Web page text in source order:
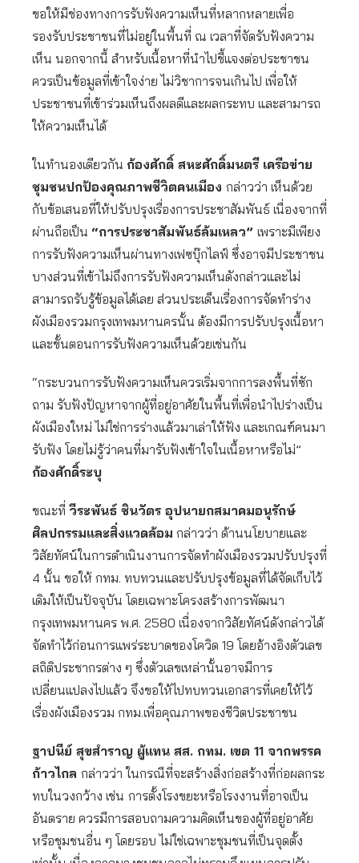
ขอให้มีช่องทางการรับฟังความเห็นที่หลากหลายเพื่อ
รองรับประชาชนที่ไม่อยู่ในพื้นที่ ณ เวลาที่จัดรับฟังความ
เห็น นอกจากนี้ สำหรับเนื้อหาที่นำไปชี้แจงต่อประชาชน
ควรเป็นข้อมูลที่เข้าใจง่าย ไม่วิชาการจนเกินไป เพื่อให้
ประชาชนที่เข้าร่วมเห็นถึงผลดีและผลกระทบ และสามารถ
ให้ความเห็นได้
ในทำนองเดียวกัน ก้องศักดิ์ สหะศักดิ์มนตรี เครือข่าย
ชุมชนปกป้องคุณภาพชีวิตคนเมือง กล่าวว่า เห็นด้วย
กับข้อเสนอที่ให้ปรับปรุงเรื่องการประชาสัมพันธ์ เนื่องจากที่
ผ่านถือเป็น “การประชาสัมพันธ์ล้มเหลว” เพราะมีเพียง
การรับฟังความเห็นผ่านทางเฟซบุ๊กไลฟ์ ซึ่งอาจมีประชาชน
บางส่วนที่เข้าไม่ถึงการรับฟังความเห็นดังกล่าวและไม่
สามารถรับรู้ข้อมูลได้เลย ส่วนประเด็นเรื่องการจัดทำร่าง
ผังเมืองรวมกรุงเทพมหานครนั้น ต้องมีการปรับปรุงเนื้อหา
และขั้นตอนการรับฟังความเห็นด้วยเช่นกัน
“กระบวนการรับฟังความเห็นควรเริ่มจากการลงพื้นที่ซัก
ถาม รับฟังปัญหาจากผู้ที่อยู่อาศัยในพื้นที่เพื่อนำไปร่างเป็น
ผังเมืองใหม่ ไม่ใช่การร่างแล้วมาเล่าให้ฟัง และเกณฑ์คนมา
รับฟัง โดยไม่รู้ว่าคนที่มารับฟังเข้าใจในเนื้อหาหรือไม่”
ก้องศักดิ์ระบุ
ขณะที่ วีระพันธ์ ชินวัตร อุปนายกสมาคมอนุรักษ์
ศิลปกรรมและสิ่งแวดล้อม กล่าวว่า ด้านนโยบายและ
วิสัยทัศน์ในการดำเนินงานการจัดทำผังเมืองรวมปรับปรุงที่
4 นั้น ขอให้ กทม. ทบทวนและปรับปรุงข้อมูลที่ได้จัดเก็บไว้
เดิมให้เป็นปัจจุบัน โดยเฉพาะโครงสร้างการพัฒนา
กรุงเทพมหานคร พ.ศ. 2580 เนื่องจากวิสัยทัศน์ดังกล่าวได้
จัดทำไว้ก่อนการแพร่ระบาดของโควิด 19 โดยอ้างอิงตัวเลข
สถิติประชากรต่าง ๆ ซึ่งตัวเลขเหล่านั้นอาจมีการ
เปลี่ยนแปลงไปแล้ว จึงขอให้ไปทบทวนเอกสารที่เคยให้ไว้
เรื่องผังเมืองรวม กทม.เพื่อคุณภาพของชีวิตประชาชน
ฐาปนีย์ สุขสำราญ ผู้แทน สส. กทม. เขต 11 จากพรรค
ก้าวไกล กล่าวว่า ในกรณีที่จะสร้างสิ่งก่อสร้างที่ก่อผลกระ
ทบในวงกว้าง เช่น การตั้งโรงขยะหรือโรงงานที่อาจเป็น
อันตราย ควรมีการสอบถามความคิดเห็นของผู้ที่อยู่อาศัย
หรือชุมชนอื่น ๆ โดยรอบ ไม่ใช่เฉพาะชุมชนที่เป็นจุดตั้ง